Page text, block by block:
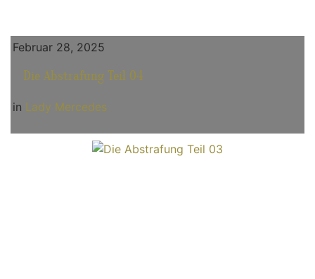
Februar 28, 2025
Die Abstrafung Teil 04
in Lady Mercedes